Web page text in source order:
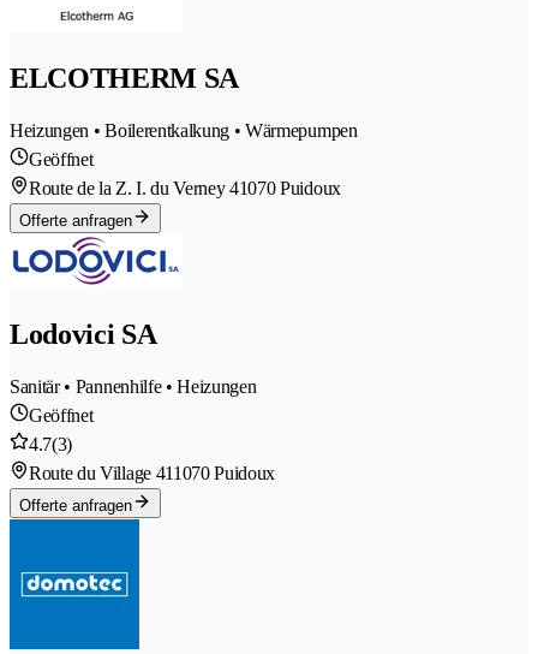
ELCOTHERM SA
Heizungen • Boilerentkalkung • Wärmepumpen
Geöffnet
Route de la Z. I. du Verney 41070 Puidoux
Offerte anfragen
Lodovici SA
Sanitär • Pannenhilfe • Heizungen
Geöffnet
4.7(3)
Route du Village 411070 Puidoux
Offerte anfragen